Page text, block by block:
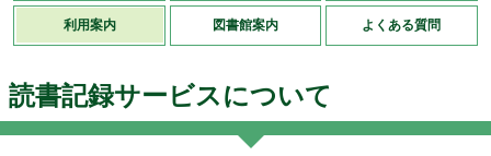
利用案内 図書館案内 よくある質問
読書記録サービスについて